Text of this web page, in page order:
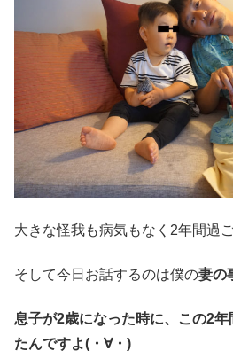
大きな怪我も病気もなく2年間過
そして今日お話するのは僕の妻の
息子が2歳になった時に、この2
たんですよ(・∀・)